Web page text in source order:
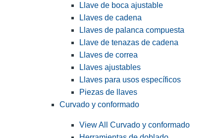
Llave de boca ajustable
Llaves de cadena
Llaves de palanca compuesta
Llave de tenazas de cadena
Llaves de correa
Llaves ajustables
Llaves para usos específicos
Piezas de llaves
Curvado y conformado
View All Curvado y conformado